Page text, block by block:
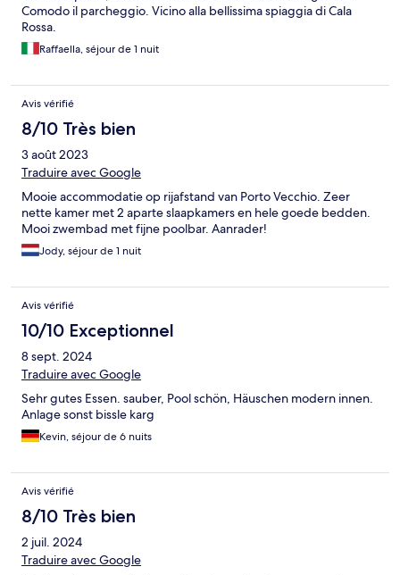
Comodo il parcheggio. Vicino alla bellissima spiaggia di Cala
Rossa.
Raffaella, séjour de 1 nuit
Avis vérifié
8/10 Très bien
3 août 2023
Traduire avec Google
Mooie accommodatie op rijafstand van Porto Vecchio. Zeer
nette kamer met 2 aparte slaapkamers en hele goede bedden.
Mooi zwembad met fijne poolbar. Aanrader!
Jody, séjour de 1 nuit
Avis vérifié
10/10 Exceptionnel
8 sept. 2024
Traduire avec Google
Sehr gutes Essen. sauber, Pool schön, Häuschen modern innen.
Anlage sonst bissle karg
Kevin, séjour de 6 nuits
Avis vérifié
8/10 Très bien
2 juil. 2024
Traduire avec Google